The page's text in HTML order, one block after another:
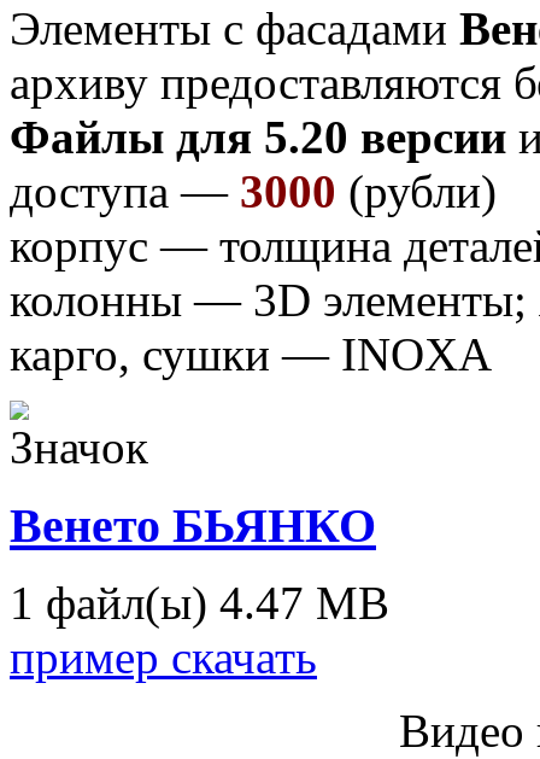
Элементы с фасадами
архиву предоставляются
Файлы для 5.20 версии
доступа — 3000 (рубли)
корпус — толщина
колонны — 3D
карго, сушки — INOXA
Венето БЬЯНКО
1 файл(ы) 4.47 MB
пример скачать
Видео